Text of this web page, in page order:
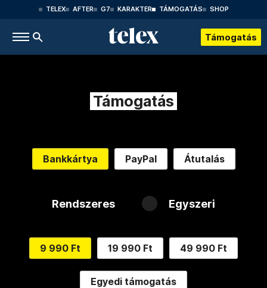
TELEX AFTER G7 KARAKTER TÁMOGATÁS SHOP
Támogatás
Támogatás
Bankkártya PayPal Átutalás
Rendszeres Egyszeri
9 990 Ft 19 990 Ft 49 990 Ft
Egyedi támogatás